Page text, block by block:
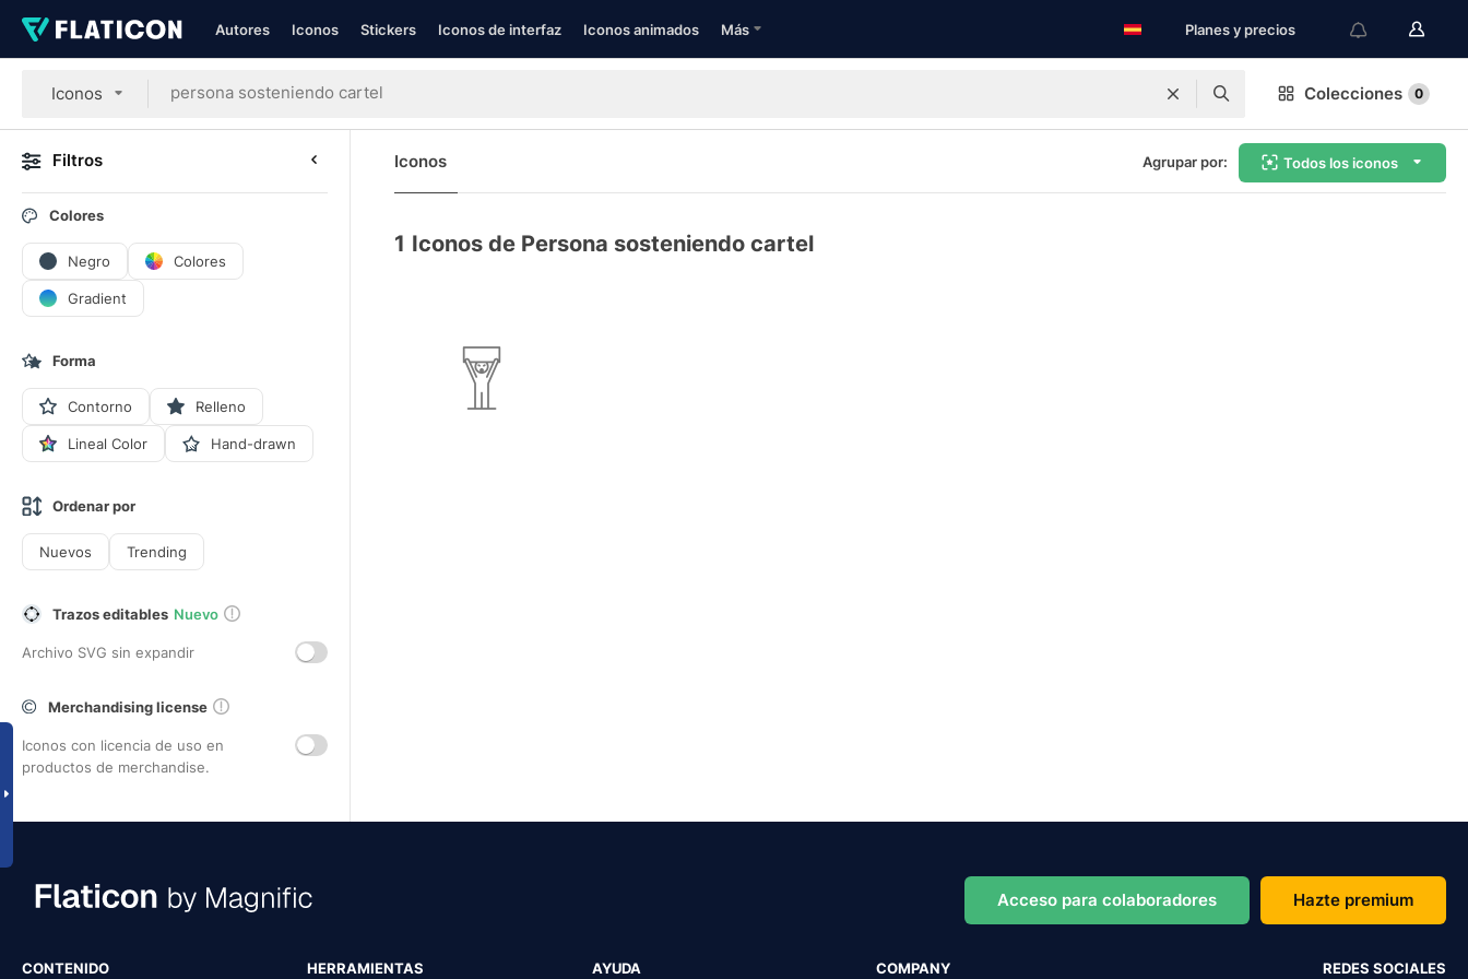
Autores Iconos Stickers Iconos de interfaz Iconos animados Más Planes y precios
Iconos Colecciones 0
Filtros
Colores
Negro Colores
Gradient
Forma
Contorno Relleno
Lineal Color Hand-drawn
Ordenar por
Nuevos Trending
Trazos editables Nuevo
Archivo SVG sin expandir
Merchandising license
Iconos con licencia de uso en
productos de merchandise.
Iconos Agrupar por: Todos los iconos
1 Iconos de Persona sosteniendo cartel
Acceso para colaboradores Hazte premium
CONTENIDO HERRAMIENTAS AYUDA COMPANY REDES SOCIALES